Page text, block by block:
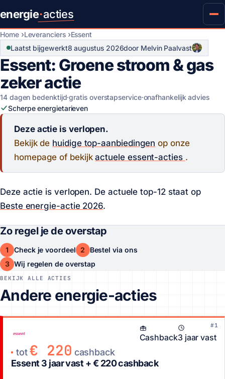
energie·acties
Home Leveranciers
Essent
Laatst bijgewerkt8 augustus 2026door Melvin Paalvast
Essent: Groene stroom & gas
zeker actie
14 dagen bedenktijd·gratis overstapservice·onafhankelijk advies
Scherpe energietarieven
Deze actie is verlopen.
Bekijk de huidige top-aanbiedingen op onze
homepage of bekijkactuele essent-acties .
Deze actie is verlopen. De actuele top-12 staat op
Beste energie-actie 2026.
Zo regel je de overstap
1 Check je voordeel 2
Bestel via ons
3 Wij regelen de overstap
BEKIJK ALLE ACTIES
Andere energie-acties
#1
Cashback3 jaar vast
tot € 220 cashback
Essent 3 jaar vast + € 220 cashback